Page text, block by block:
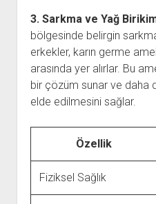
3. Sarkma ve Yağ
bölgesinde belirgin
erkekler, karın germe
arasında yer alırlar. Bu
bir çözüm sunar ve daha
elde edilmesini sağlar.
Özellik
Fiziksel Sağlık